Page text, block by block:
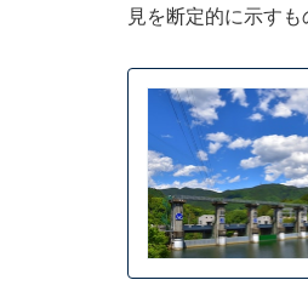
見を断定的に示す